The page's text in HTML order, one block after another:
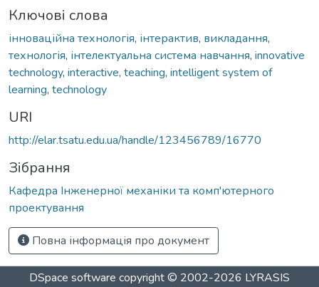
Ключові слова
інноваційна технологія, інтерактив, викладання,
технологія, інтелектуальна система навчання, innovative
technology, interactive, teaching, intelligent system of
learning, technology
URI
http://elar.tsatu.edu.ua/handle/123456789/16770
Зібрання
Кафедра Інженерної механіки та комп'ютерного
проектування
Повна інформація про документ
DSpace software copyright © 2002-2026 LYRASIS